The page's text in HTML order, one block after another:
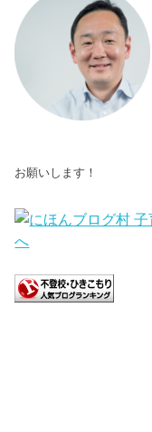
お願いします！